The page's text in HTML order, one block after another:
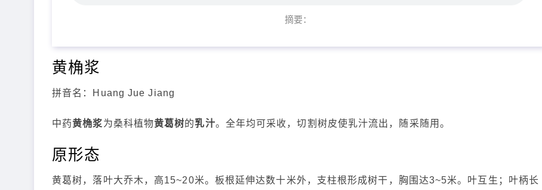
摘要：
黄桷浆
拼音名：Huang Jue Jiang
中药黄桷浆为桑科植物黄葛树的乳汁。全年均可采收，切割树皮使乳汁流出，随采随用。
原形态
黄葛树，落叶大乔木，高15~20米。板根延伸达数十米外，支柱根形成树干，胸围达3~5米。叶互生；叶柄长